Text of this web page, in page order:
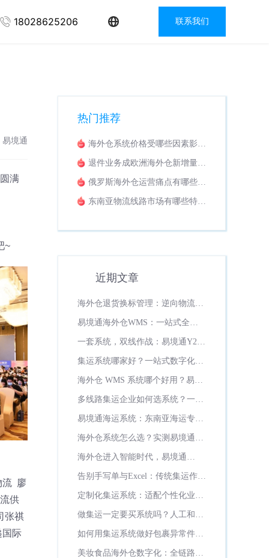
18028625206 联系我们
境通
满
~
流 廖
供
张祺
国际
热门推荐
海外仓系统价格受哪些因素影
退件业务成欧洲海外仓新增量，
统？
俄罗斯海外仓运营痛点有哪些？
东南亚物流线路市场有哪些特
近期文章
海外仓退货换标管理：逆向物流如
易境通海外仓WMS：一站式全场
一套系统，双线作战：易境通Y2系
集运系统哪家好？一站式数字化运
海外仓 WMS 系统哪个好用？易境
多线路集运企业如何选系统？一站
统
易境通海运系统：东南亚海运专线
海外仓系统怎么选？实测易境通
超一半海外仓都在用！
海外仓进入智能时代，易境通
标准？
告别手写单与Excel：传统集运作坊
定制化集运系统：适配个性化业
做集运一定要买系统吗？人工和系
如何用集运系统做好包裹异常件管
美妆食品海外仓数字化：全链路保